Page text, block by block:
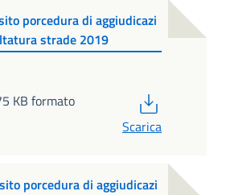
porcedura di aggiudicazi
strade 2019
KB formato
Scarica
porcedura di aggiudicazi